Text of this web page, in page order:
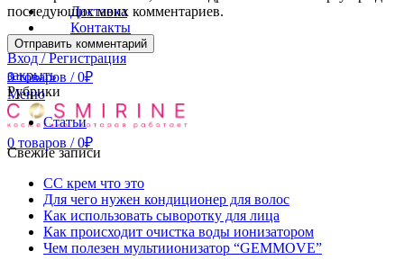
Доставка
Контакты
Вход / Регистрация
0товаров / 0₽
Меню
0 товаров / 0₽
последующих моих комментариев.
закрыть
Рубрики
Статьи
Свежие записи
СС крем что это
Для чего нужен кондиционер для волос
Как использовать сыворотку для лица
Как происходит очистка воды ионизатором
Чем полезен мультиионизатор “GEMMOVE”